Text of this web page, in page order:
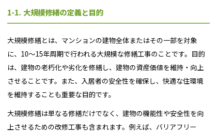
1-1. 大規模修繕の定義と目的
大規模修繕とは、マンションの建物全体またはその一部を対象
に、10～15年周期で行われる大規模な修繕工事のことです。目的
は、建物の老朽化や劣化を修繕し、建物の資産価値を維持・向上
させることです。また、入居者の安全性を確保し、快適な住環境
を維持することも重要な目的です。
大規模修繕は単なる修繕だけでなく、建物の機能性や安全性を向
上させるための改修工事も含まれます。例えば、バリアフリー